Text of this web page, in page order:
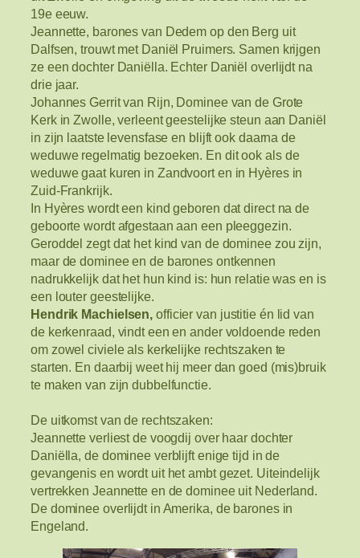
19e eeuw.
Jeannette, barones van Dedem op den Berg uit
Dalfsen, trouwt met Daniël Pruimers. Samen krijgen
ze een dochter Daniëlla. Echter Daniël overlijdt na
drie jaar.
Johannes Gerrit van Rijn, Dominee van de Grote
Kerk in Zwolle, verleent geestelijke steun aan Daniël
in zijn laatste levensfase en blijft ook daarna de
weduwe regelmatig bezoeken. En dit ook als de
weduwe gaat kuren in Zandvoort en in Hyères in
Zuid-Frankrijk.
In Hyères wordt een kind geboren dat direct na de
geboorte wordt afgestaan aan een pleeggezin.
Geroddel zegt dat het kind van de dominee zou zijn,
maar de dominee en de barones ontkennen
nadrukkelijk dat het hun kind is: hun relatie was en is
een louter geestelijke.
Hendrik Machielsen, officier van justitie én lid van
de kerkenraad, vindt een en ander voldoende reden
om zowel civiele als kerkelijke rechtszaken te
starten. En daarbij weet hij meer dan goed (mis)bruik
te maken van zijn dubbelfunctie.
De uitkomst van de rechtszaken:
Jeannette verliest de voogdij over haar dochter
Daniëlla, de dominee verblijft enige tijd in de
gevangenis en wordt uit het ambt gezet. Uiteindelijk
vertrekken Jeannette en de dominee uit Nederland.
De dominee overlijdt in Amerika, de barones in
Engeland.